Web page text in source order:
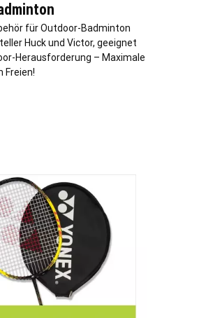
für Outdoor-Badminton
Huck und Victor, geeignet
Herausforderung – Maximale
Freien!